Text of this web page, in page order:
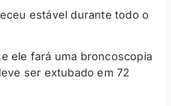
estável durante todo o
ele fará uma broncoscopia
ser extubado em 72